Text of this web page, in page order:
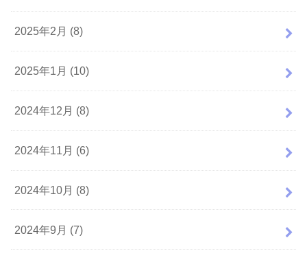
2025年2月 (8)
2025年1月 (10)
2024年12月 (8)
2024年11月 (6)
2024年10月 (8)
2024年9月 (7)